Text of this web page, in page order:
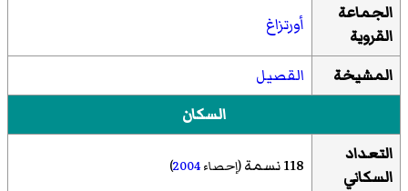
الجماعة
القروية
أورتزاغ
المشيخة
القصيل
السكان
التعداد
السكاني
118 نسمة (إحصاء2004
)